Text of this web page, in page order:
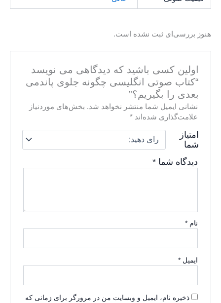
هنوز بررسی‌ای ثبت نشده است.
اولین کسی باشید که دیدگاهی می نویسد
“کتاب صوتی انگلیسی چگونه جلوی پاندمی
بعدی را بگیریم؟”
نشانی ایمیل شما منتشر نخواهد شد. بخش‌های موردنیاز
علامت‌گذاری شده‌اند*
امتیاز
شما
دیدگاه شما*
نام*
ایمیل*
ذخیره نام، ایمیل و وبسایت من در مرورگر برای زمانی که